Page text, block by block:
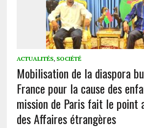
ACTUALITÉS, SOCIÉTÉ
Mobilisation de la diaspora
France pour la cause des
mission de Paris fait le point
des Affaires étrangères